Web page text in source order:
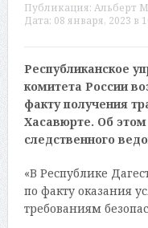
Публикация: Альберт
Дата: 08 января, 2023 в
Республиканское
комитета России
факту получения
Хасавюрте. Об
следственного
«В Республике
по факту оказания
требованиям